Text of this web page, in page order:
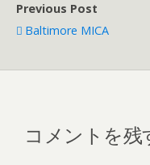
Previous Post
Baltimore MICA
コメントを残